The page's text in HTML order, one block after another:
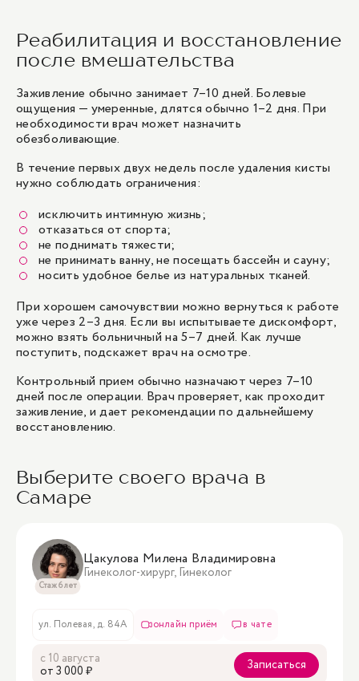
Реабилитация и восстановление
после вмешательства
Заживление обычно занимает 7–10 дней. Болевые
ощущения — умеренные, длятся обычно 1–2 дня. При
необходимости врач может назначить
обезболивающие.
В течение первых двух недель после удаления кисты
нужно соблюдать ограничения:
исключить интимную жизнь;
отказаться от спорта;
не поднимать тяжести;
не принимать ванну, не посещать бассейн и сауну;
носить удобное белье из натуральных тканей.
При хорошем самочувствии можно вернуться к работе
уже через 2–3 дня. Если вы испытываете дискомфорт,
можно взять больничный на 5–7 дней. Как лучше
поступить, подскажет врач на осмотре.
Контрольный прием обычно назначают через 7–10
дней после операции. Врач проверяет, как проходит
заживление, и дает рекомендации по дальнейшему
восстановлению.
Выберите своего врача в
Самаре
Стаж 6 лет
Цакулова Милена Владимировна
Гинеколог-хирург, Гинеколог
ул. Полевая, д. 84А онлайн приём в чате
с 10 августа
oт 3 000 ₽
Записаться